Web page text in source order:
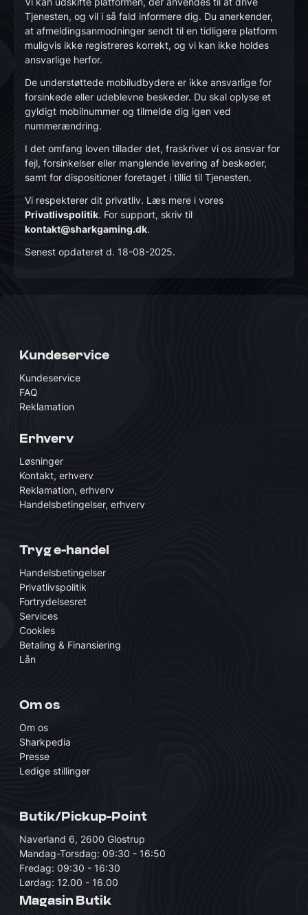
Tjenesten, og vil i så fald informere dig. Du anerkender,
at afmeldingsanmodninger sendt til en tidligere platform
muligvis ikke registreres korrekt, og vi kan ikke holdes
ansvarlige herfor.
De understøttede mobiludbydere er ikke ansvarlige for
forsinkede eller udeblevne beskeder. Du skal oplyse et
gyldigt mobilnummer og tilmelde dig igen ved
nummerændring.
I det omfang loven tillader det, fraskriver vi os ansvar for
fejl, forsinkelser eller manglende levering af beskeder,
samt for dispositioner foretaget i tillid til Tjenesten.
Vi respekterer dit privatliv. Læs mere i vores
Privatlivspolitik. For support, skriv til
kontakt@sharkgaming.dk.
Senest opdateret d. 18-08-2025.
Kundeservice
Kundeservice
FAQ
Reklamation
Erhverv
Løsninger
Kontakt, erhverv
Reklamation, erhverv
Handelsbetingelser, erhverv
Tryg e-handel
Handelsbetingelser
Privatlivspolitik
Fortrydelsesret
Services
Cookies
Betaling & Finansiering
Lån
Om os
Om os
Sharkpedia
Presse
Ledige stillinger
Butik/Pickup-Point
Naverland 6, 2600 Glostrup
Mandag-Torsdag: 09:30 - 16:50
Fredag: 09:30 - 16:30
Lørdag: 12.00 - 16.00
Magasin Butik